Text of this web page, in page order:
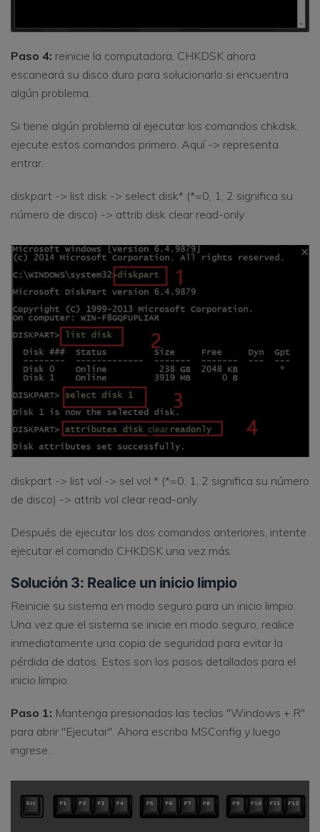
Paso 4: reinicie la computadora, CHKDSK ahora
escaneará su disco duro para solucionarlo si encuentra
algún problema.
Si tiene algún problema al ejecutar los comandos chkdsk,
ejecute estos comandos primero. Aquí -> representa
entrar.
diskpart -> list disk -> select disk* (*=0, 1, 2 significa su
número de disco) -> attrib disk clear read-only
diskpart -> list vol -> sel vol * (*=0, 1, 2 significa su número
de disco) -> attrib vol clear read-only
Después de ejecutar los dos comandos anteriores, intente
ejecutar el comando CHKDSK una vez más.
Solución 3: Realice un inicio limpio
Reinicie su sistema en modo seguro para un inicio limpio.
Una vez que el sistema se inicie en modo seguro, realice
inmediatamente una copia de seguridad para evitar la
pérdida de datos. Estos son los pasos detallados para el
inicio limpio.
Paso 1: Mantenga presionadas las teclas "Windows + R"
para abrir "Ejecutar". Ahora escriba MSConfig y luego
ingrese.